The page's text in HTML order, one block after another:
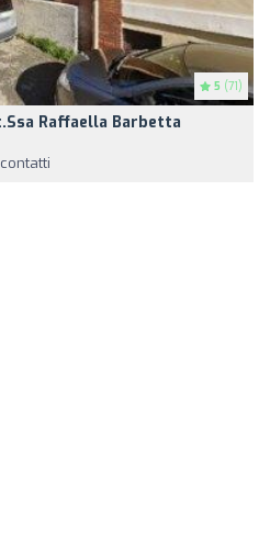
5 (71)
Raffaella Barbetta